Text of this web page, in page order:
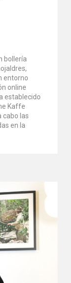
bollería
entorno
online
establecido
Kaffe
cabo las
en la